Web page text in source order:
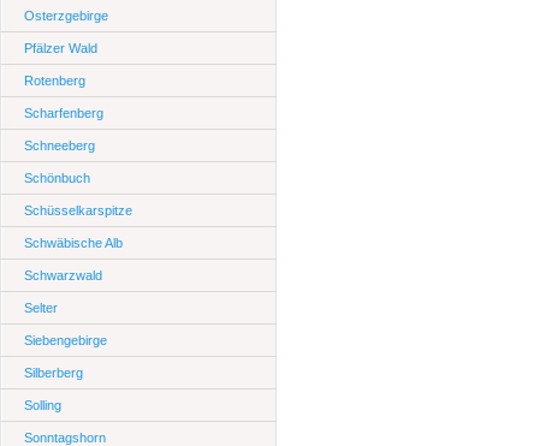
Osterzgebirge
Pfälzer Wald
Rotenberg
Scharfenberg
Schneeberg
Schönbuch
Schüsselkarspitze
Schwäbische Alb
Schwarzwald
Selter
Siebengebirge
Silberberg
Solling
Sonntagshorn